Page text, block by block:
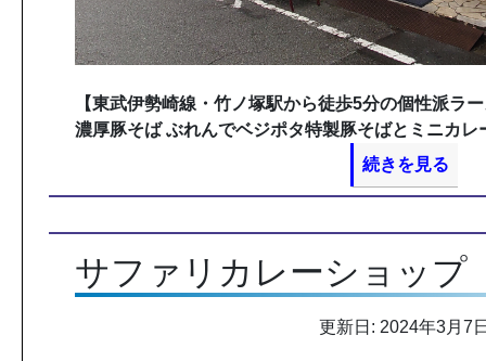
【東武伊勢崎線・竹ノ塚駅から徒歩5分の個性派ラ
濃厚豚そば ぶれんでベジポタ特製豚そばとミニカ
続きを見る
サファリカレーショップ
更新日: 2024年3月7